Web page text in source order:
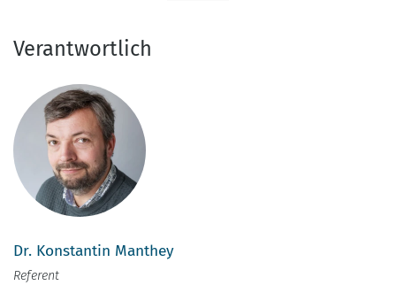
Verantwortlich
Dr. Konstantin Manthey
Referent